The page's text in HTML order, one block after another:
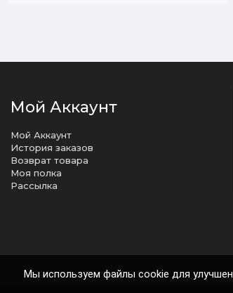
Мой Аккаунт
Мой Аккаунт
История заказов
Возврат товара
Моя полка
Рассылка
Мы используем файлы cookie для